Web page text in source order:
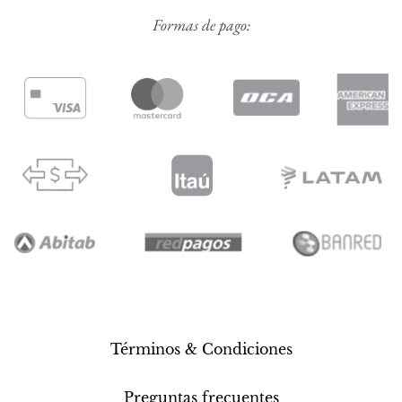
Formas de pago:
Términos & Condiciones
Preguntas frecuentes